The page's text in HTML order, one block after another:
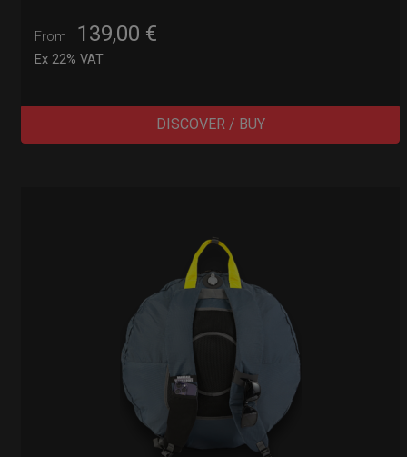
From 139,00 €
Ex 22% VAT
DISCOVER / BUY